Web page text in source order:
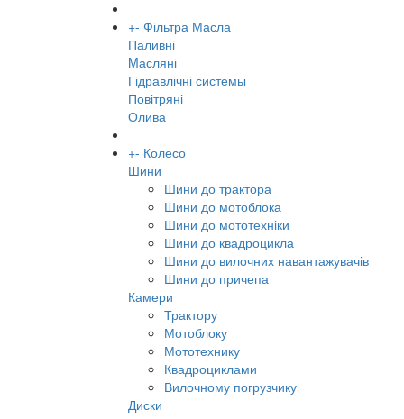
+- Фільтра Масла
Паливні
Mасляні
Гідравлічні системы
Повітряні
Олива
+- Колесо
Шини
Шини до трактора
Шини до мотоблока
Шини до мототехніки
Шини до квадроцикла
Шини до вилочних навантажувачів
Шини до причепа
Камери
Трактору
Мотоблоку
Мототехнику
Квадроциклами
Вилочному погрузчику
Диски